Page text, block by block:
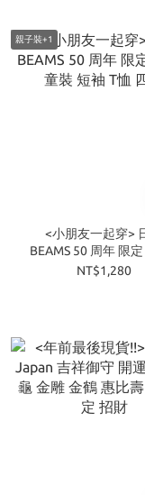
親子裝+1
<小朋友一起穿>
BEAMS 50 周年 限定
童裝 短袖 T恤 四
NT$1,280